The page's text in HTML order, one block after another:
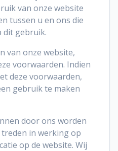
van onze website
tussen u en ons die
dit gebruik.
van onze website,
voorwaarden. Indien
deze voorwaarden,
gebruik te maken
door ons worden
in werking op
op de website. Wij